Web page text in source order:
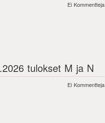
Ei Kommentteja
tulokset M ja N
Ei Kommentteja